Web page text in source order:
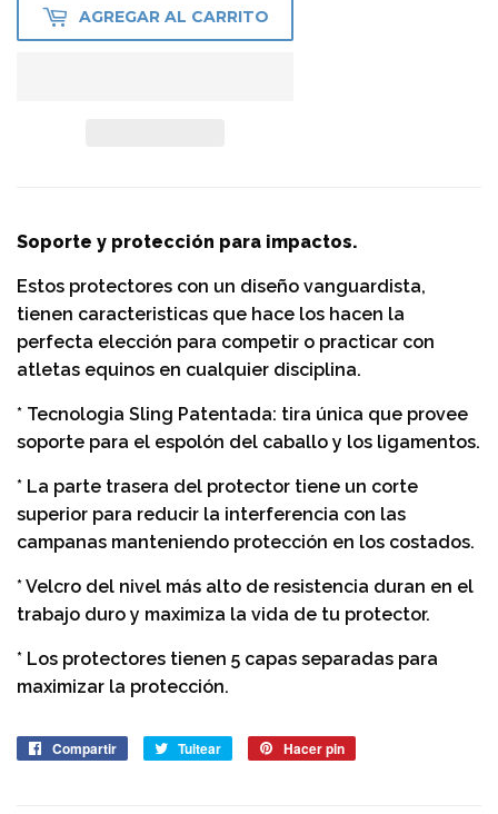
AGREGAR AL CARRITO
Soporte y protección para impactos.
Estos protectores con un diseño vanguardista,
tienen caracteristicas que hace los hacen la
perfecta elección para competir o practicar con
atletas equinos en cualquier disciplina.
* Tecnologia Sling Patentada: tira única que provee
soporte para el espolón del caballo y los ligamentos.
* La parte trasera del protector tiene un corte
superior para reducir la interferencia con las
campanas manteniendo protección en los costados.
* Velcro del nivel más alto de resistencia duran en el
trabajo duro y maximiza la vida de tu protector.
* Los protectores tienen 5 capas separadas para
maximizar la protección.
Compartir
CompartirTuitear
Tuitear Hacer pin